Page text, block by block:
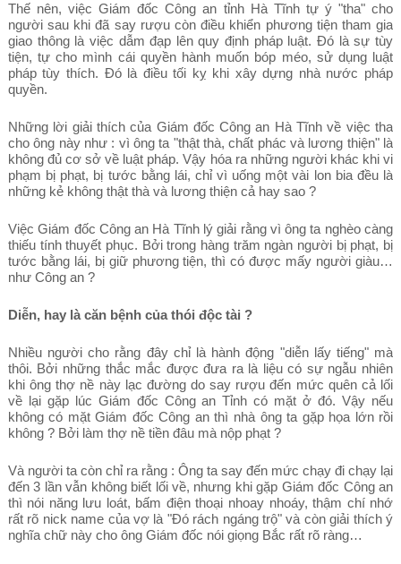
Thế nên, việc Giám đốc Công an tỉnh Hà Tĩnh tự ý "tha" cho
người sau khi đã say rượu còn điều khiển phương tiện tham gia
giao thông là việc dẫm đạp lên quy định pháp luật. Đó là sự tùy
tiện, tự cho mình cái quyền hành muốn bóp méo, sử dụng luật
pháp tùy thích. Đó là điều tối kỵ khi xây dựng nhà nước pháp
quyền.
Những lời giải thích của Giám đốc Công an Hà Tĩnh về việc tha
cho ông này như : vì ông ta "thật thà, chất phác và lương thiện" là
không đủ cơ sở về luật pháp. Vậy hóa ra những người khác khi vi
phạm bị phạt, bị tước bằng lái, chỉ vì uống một vài lon bia đều là
những kẻ không thật thà và lương thiện cả hay sao ?
Việc Giám đốc Công an Hà Tĩnh lý giải rằng vì ông ta nghèo càng
thiếu tính thuyết phục. Bởi trong hàng trăm ngàn người bị phạt, bị
tước bằng lái, bị giữ phương tiện, thì có được mấy người giàu…
như Công an ?
Diễn, hay là căn bệnh của thói độc tài ?
Nhiều người cho rằng đây chỉ là hành động "diễn lấy tiếng" mà
thôi. Bởi những thắc mắc được đưa ra là liệu có sự ngẫu nhiên
khi ông thợ nề này lạc đường do say rượu đến mức quên cả lối
về lại gặp lúc Giám đốc Công an Tỉnh có mặt ở đó. Vậy nếu
không có mặt Giám đốc Công an thì nhà ông ta gặp họa lớn rồi
không ? Bởi làm thợ nề tiền đâu mà nộp phạt ?
Và người ta còn chỉ ra rằng : Ông ta say đến mức chạy đi chạy lại
đến 3 lần vẫn không biết lối về, nhưng khi gặp Giám đốc Công an
thì nói năng lưu loát, bấm điện thoại nhoay nhoáy, thậm chí nhớ
rất rõ nick name của vợ là "Đó rách ngáng trộ" và còn giải thích ý
nghĩa chữ này cho ông Giám đốc nói giọng Bắc rất rõ ràng…